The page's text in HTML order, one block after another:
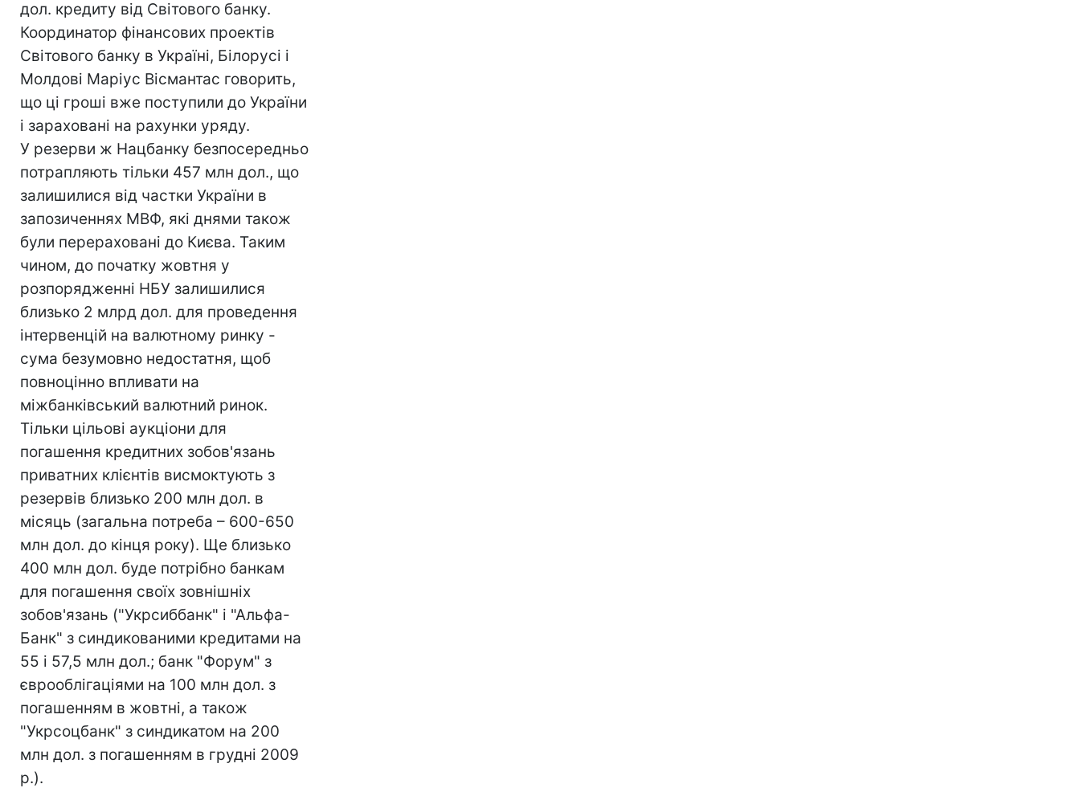
дол. кредиту від Світового банку.
Координатор фінансових проектів
Світового банку в Україні, Білорусі і
Молдові Маріус Вісмантас говорить,
що ці гроші вже поступили до України
і зараховані на рахунки уряду.
У резерви ж Нацбанку безпосередньо
потрапляють тільки 457 млн дол., що
залишилися від частки України в
запозиченнях МВФ, які днями також
були перераховані до Києва. Таким
чином, до початку жовтня у
розпорядженні НБУ залишилися
близько 2 млрд дол. для проведення
інтервенцій на валютному ринку -
сума безумовно недостатня, щоб
повноцінно впливати на
міжбанківський валютний ринок.
Тільки цільові аукціони для
погашення кредитних зобов'язань
приватних клієнтів висмоктують з
резервів близько 200 млн дол. в
місяць (загальна потреба – 600-650
млн дол. до кінця року). Ще близько
400 млн дол. буде потрібно банкам
для погашення своїх зовнішніх
зобов'язань ("Укрсиббанк" і "Альфа-
Банк" з синдикованими кредитами на
55 і 57,5 млн дол.; банк "Форум" з
єврооблігаціями на 100 млн дол. з
погашенням в жовтні, а також
"Укрсоцбанк" з синдикатом на 200
млн дол. з погашенням в грудні 2009
р.).